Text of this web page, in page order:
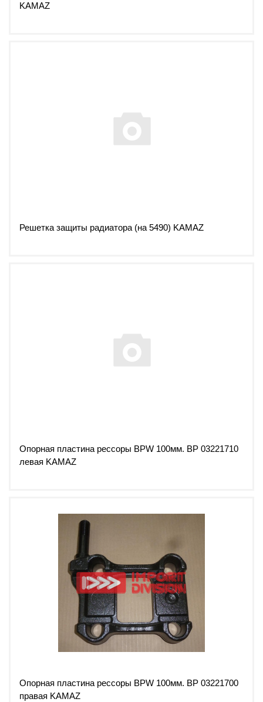
KAMAZ
Решетка защиты радиатора (на 5490) KAMAZ
Опорная пластина рессоры BPW 100мм. ВР 03221710
левая KAMAZ
Опорная пластина рессоры BPW 100мм. ВР 03221700
правая KAMAZ